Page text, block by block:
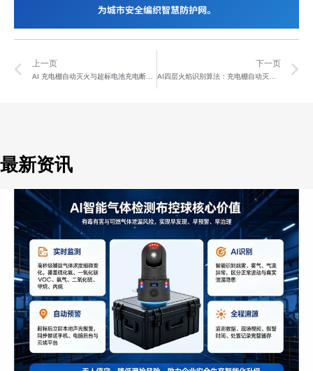
Prev
上一页 下一页
AI四层火焰识别算法：充电棚自动灭火与超标电池充电告警方案
最新资讯